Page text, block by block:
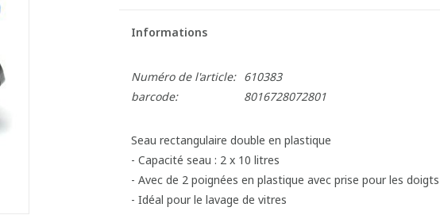
Informations
Numéro de l'article:
610383
barcode:
8016728072801
Seau rectangulaire double en plastique
- Capacité seau : 2 x 10 litres
- Avec de 2 poignées en plastique avec prise pour les doigts
- Idéal pour le lavage de vitres